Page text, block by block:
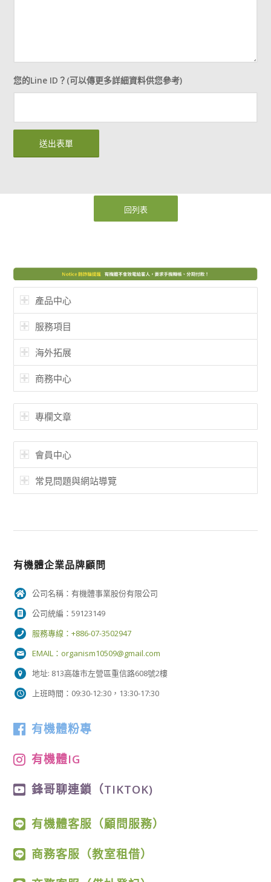
您的Line ID？(可以傳更多詳細資料供您參考)
回列表
產品中心
服務項目
海外拓展
商務中心
專欄文章
會員中心
常見問題與網站導覽
有機體企業品牌顧問
公司名稱：有機體事業股份有限公司
公司統編：59123149
服務專線：+886-07-3502947
EMAIL： organism10509@gmail.com
地址: 813高雄市左營區重信路608號2樓
上班時間：09:30-12:30，13:30-17:30
有機體粉專
有機體IG
鋒哥聊連鎖（TIKTOK)
有機體客服（顧問服務）
商務客服（教室租借）